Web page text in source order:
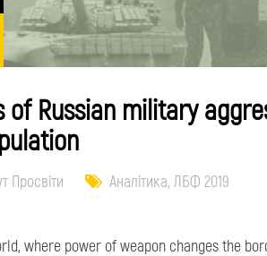
of Russian military
Просвіти Аналітика, ЛБФ 2019
where power of weapon changes the